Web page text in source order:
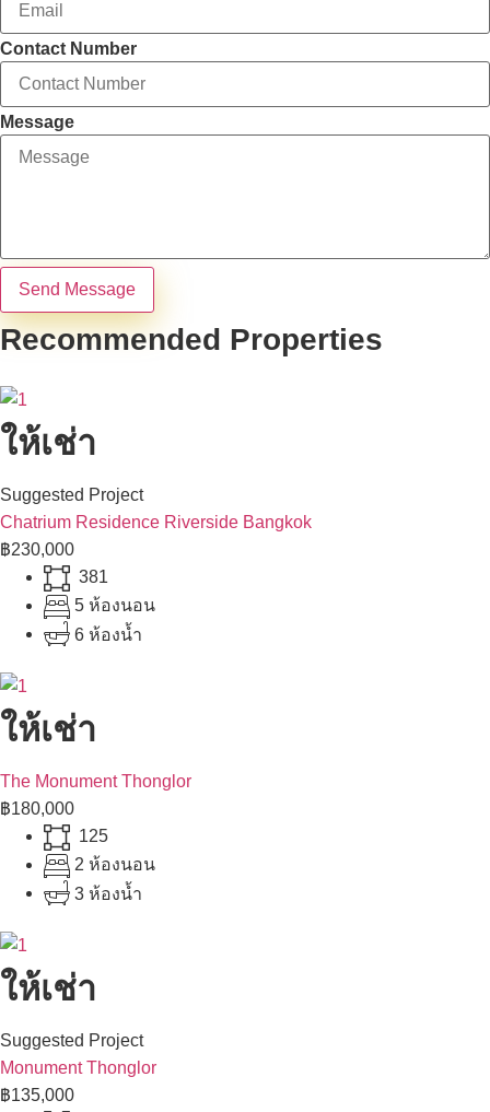
Contact Number
Message
Send Message
Recommended Properties
ให้เช่า
Suggested Project
Chatrium Residence Riverside Bangkok
฿230,000
381
5 ห้องนอน
6 ห้องน้ำ
ให้เช่า
The Monument Thonglor
฿180,000
125
2 ห้องนอน
3 ห้องน้ำ
ให้เช่า
Suggested Project
Monument Thonglor
฿135,000